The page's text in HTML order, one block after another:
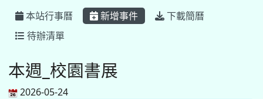
本站行事曆 新增事件
下載簡曆
待辦清單
本週_校園書展
2026-05-24